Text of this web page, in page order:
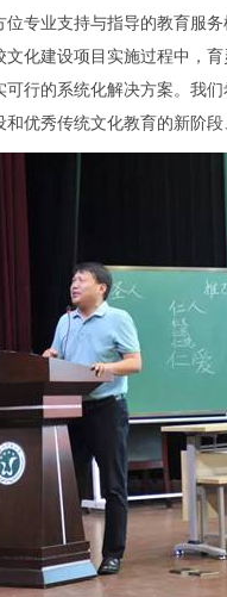
专业支持与指导的教育服
化建设项目实施过程中，
行的系统化解决方案。我
优秀传统文化教育的新阶段